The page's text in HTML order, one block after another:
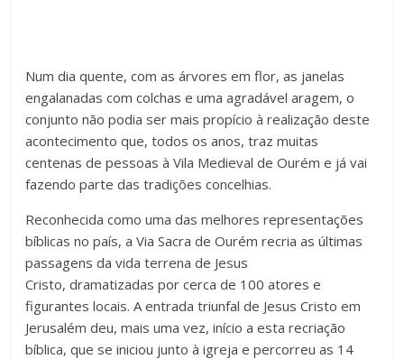
Num dia quente, com as árvores em flor, as janelas
engalanadas com colchas e uma agradável aragem, o
conjunto não podia ser mais propício à realização deste
acontecimento que, todos os anos, traz muitas
centenas de pessoas à Vila Medieval de Ourém e já vai
fazendo parte das tradições concelhias.
Reconhecida como uma das melhores representações
bíblicas no país, a Via Sacra de Ourém recria as últimas
passagens da vida terrena de Jesus
Cristo, dramatizadas por cerca de 100 atores e
figurantes locais. A entrada triunfal de Jesus Cristo em
Jerusalém deu, mais uma vez, início a esta recriação
bíblica, que se iniciou junto à igreja e percorreu as 14